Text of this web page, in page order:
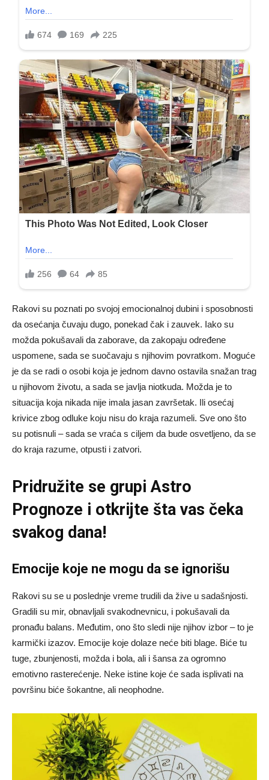
Rakovi su poznati po svojoj emocionalnoj dubini i sposobnosti
da osećanja čuvaju dugo, ponekad čak i zauvek. Iako su
možda pokušavali da zaborave, da zakopaju određene
uspomene, sada se suočavaju s njihovim povratkom. Moguće
je da se radi o osobi koja je jednom davno ostavila snažan trag
u njihovom životu, a sada se javlja niotkuda. Možda je to
situacija koja nikada nije imala jasan završetak. Ili osećaj
krivice zbog odluke koju nisu do kraja razumeli. Sve ono što
su potisnuli – sada se vraća s ciljem da bude osvetljeno, da se
do kraja razume, otpusti i zatvori.
Pridružite se grupiAstro
Prognoze i otkrijte šta vas čeka
svakog dana!
Emocije koje ne mogu da se ignorišu
Rakovi su se u poslednje vreme trudili da žive u sadašnjosti.
Gradili su mir, obnavljali svakodnevnicu, i pokušavali da
pronađu balans. Međutim, ono što sledi nije njihov izbor – to je
karmički izazov. Emocije koje dolaze neće biti blage. Biće tu
tuge, zbunjenosti, možda i bola, ali i šansa za ogromno
emotivno rasterećenje. Neke istine koje će sada isplivati na
površinu biće šokantne, ali neophodne.